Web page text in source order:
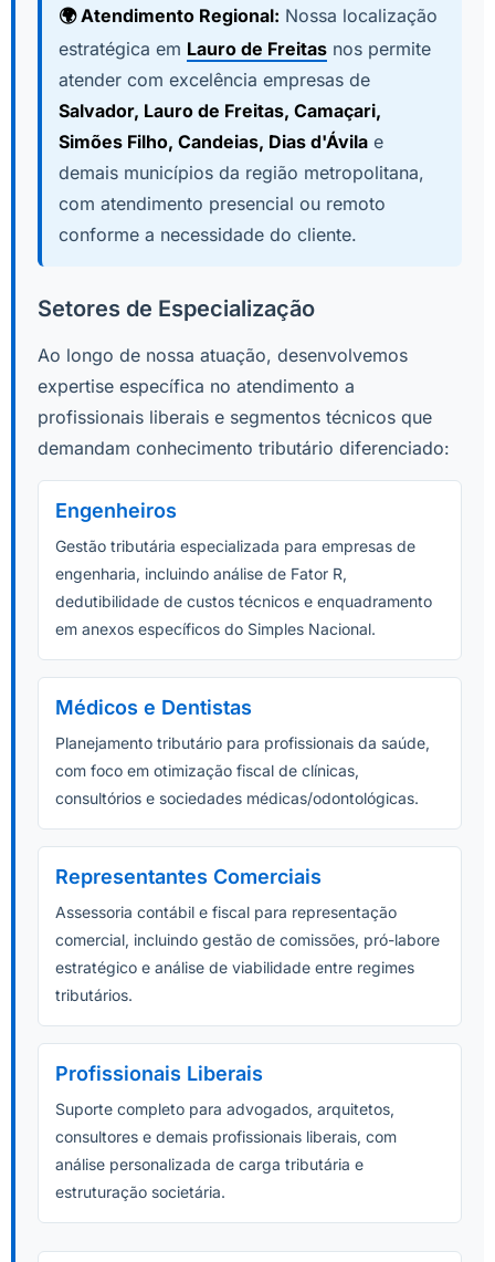
🌍 Atendimento Regional: Nossa localização
estratégica em Lauro de Freitas nos permite
atender com excelência empresas de
Salvador, Lauro de Freitas, Camaçari,
Simões Filho, Candeias, Dias d'Ávila e
demais municípios da região metropolitana,
com atendimento presencial ou remoto
conforme a necessidade do cliente.
Setores de Especialização
Ao longo de nossa atuação, desenvolvemos
expertise específica no atendimento a
profissionais liberais e segmentos técnicos que
demandam conhecimento tributário diferenciado:
Engenheiros
Gestão tributária especializada para empresas de
engenharia, incluindo análise de Fator R,
dedutibilidade de custos técnicos e enquadramento
em anexos específicos do Simples Nacional.
Médicos e Dentistas
Planejamento tributário para profissionais da saúde,
com foco em otimização fiscal de clínicas,
consultórios e sociedades médicas/odontológicas.
Representantes Comerciais
Assessoria contábil e fiscal para representação
comercial, incluindo gestão de comissões, pró-labore
estratégico e análise de viabilidade entre regimes
tributários.
Profissionais Liberais
Suporte completo para advogados, arquitetos,
consultores e demais profissionais liberais, com
análise personalizada de carga tributária e
estruturação societária.